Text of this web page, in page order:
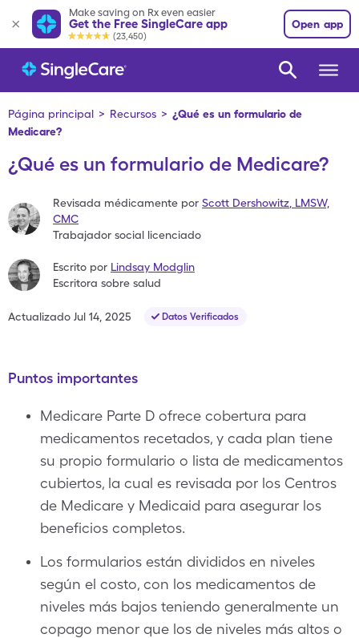
Make saving on Rx even easier
Get the Free SingleCare app
(23,450)
Open app
Página principal > Recursos > ¿Qué es un formulario de
Medicare?
¿Qué es un formulario de Medicare?
Revisada médicamente por Scott Dershowitz LMSW,
CMC
Trabajador social licenciado
Escrito por Lindsay Modglin
Escritora sobre salud
Actualizado Jul 14, 2025 Datos Verificados
Puntos importantes
Medicare Parte D ofrece cobertura para
medicamentos recetados, y cada plan tiene
su propio formulario o lista de medicamentos
cubiertos, la cual es revisada por los Centros
de Medicare y Medicaid para asegurar los
beneficios completos.
Los formularios están divididos en niveles
según el costo, con los medicamentos de
niveles más bajos teniendo generalmente un
copago menor que los de niveles más altos o